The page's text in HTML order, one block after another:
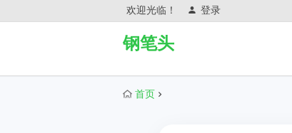
欢迎光临！ 登录
钢笔头
首页